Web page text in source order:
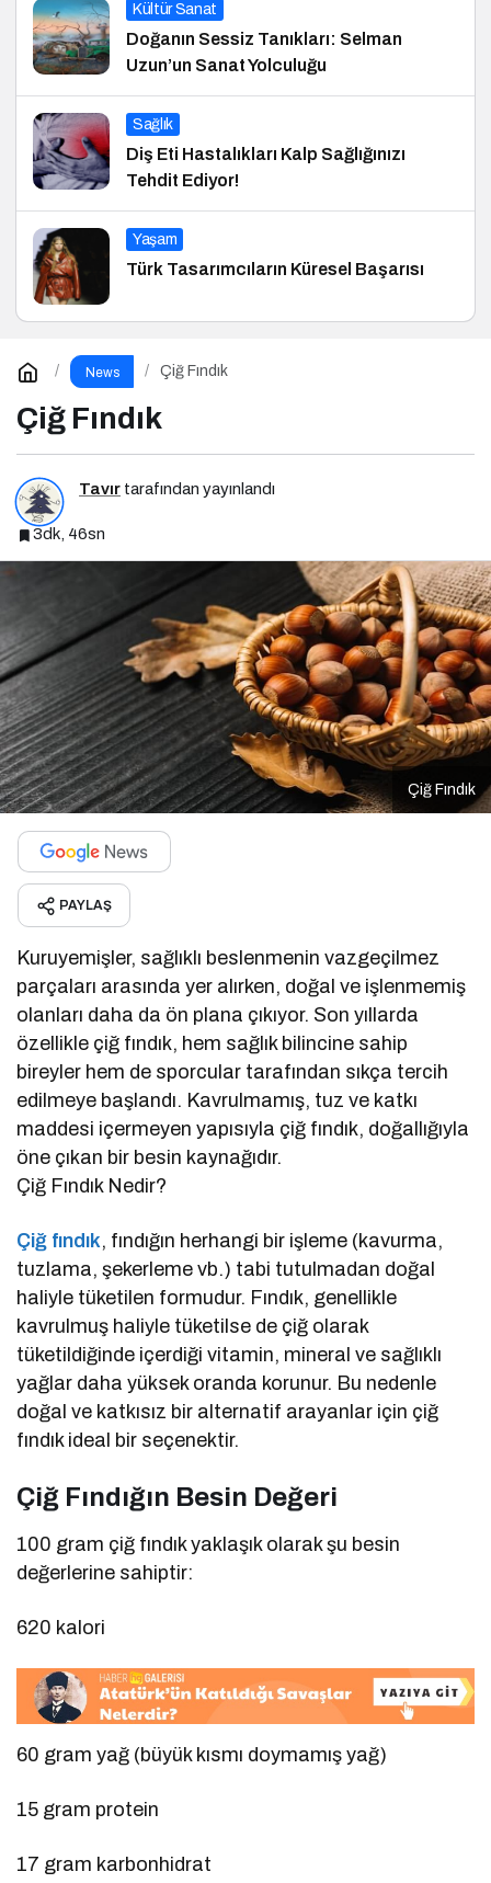
Kültür Sanat
Doğanın Sessiz Tanıkları: Selman
Uzun’un Sanat Yolculuğu
Sağlık
Diş Eti Hastalıkları Kalp Sağlığınızı
Tehdit Ediyor!
Yaşam
Türk Tasarımcıların Küresel Başarısı
News Çiğ Fındık
Çiğ Fındık
Tavır tarafından yayınlandı
3dk, 46sn
Çiğ Fındık
PAYLAŞ
Kuruyemişler, sağlıklı beslenmenin vazgeçilmez
parçaları arasında yer alırken, doğal ve işlenmemiş
olanları daha da ön plana çıkıyor. Son yıllarda
özellikle çiğ fındık, hem sağlık bilincine sahip
bireyler hem de sporcular tarafından sıkça tercih
edilmeye başlandı. Kavrulmamış, tuz ve katkı
maddesi içermeyen yapısıyla çiğ fındık, doğallığıyla
öne çıkan bir besin kaynağıdır.
Çiğ Fındık Nedir?
Çiğ fındık, fındığın herhangi bir işleme (kavurma,
tuzlama, şekerleme vb.) tabi tutulmadan doğal
haliyle tüketilen formudur. Fındık, genellikle
kavrulmuş haliyle tüketilse de çiğ olarak
tüketildiğinde içerdiği vitamin, mineral ve sağlıklı
yağlar daha yüksek oranda korunur. Bu nedenle
doğal ve katkısız bir alternatif arayanlar için çiğ
fındık ideal bir seçenektir.
Çiğ Fındığın Besin Değeri
100 gram çiğ fındık yaklaşık olarak şu besin
değerlerine sahiptir:
620 kalori
60 gram yağ (büyük kısmı doymamış yağ)
15 gram protein
17 gram karbonhidrat